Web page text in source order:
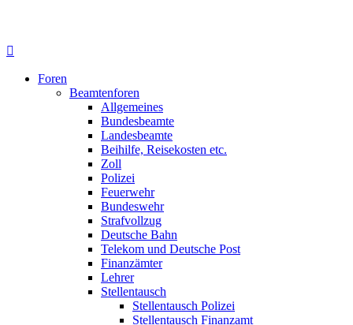
Foren
Beamtenforen
Allgemeines
Bundesbeamte
Landesbeamte
Beihilfe, Reisekosten etc.
Zoll
Polizei
Feuerwehr
Bundeswehr
Strafvollzug
Deutsche Bahn
Telekom und Deutsche Post
Finanzämter
Lehrer
Stellentausch
Stellentausch Polizei
Stellentausch Finanzamt